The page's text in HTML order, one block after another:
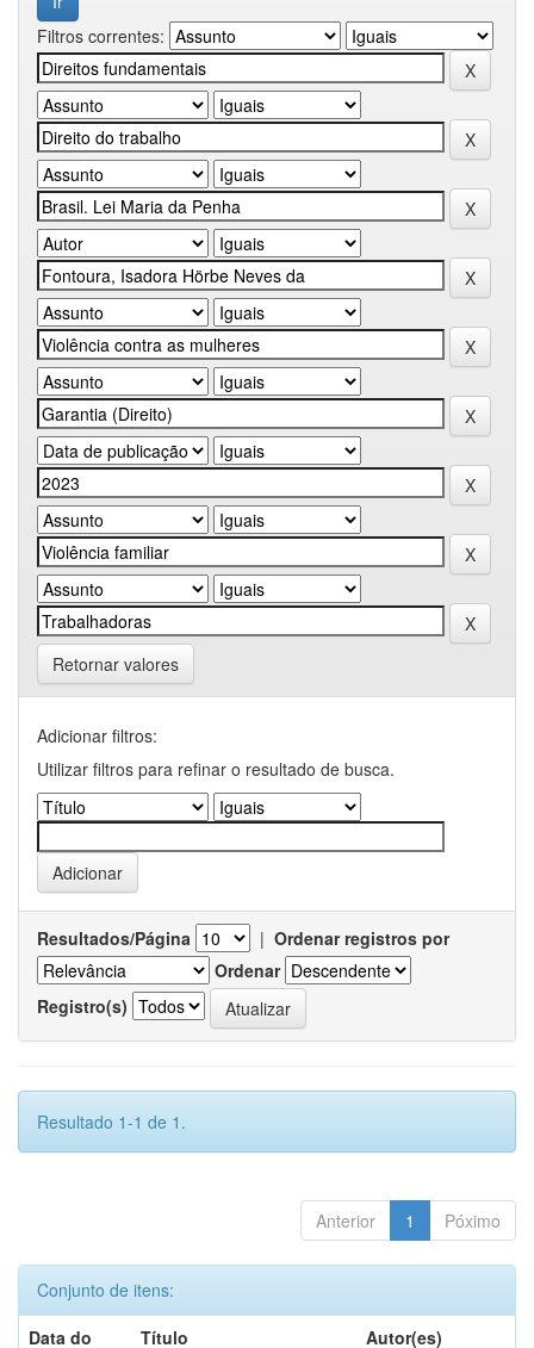
Filtros correntes:
Retornar valores
Adicionar filtros:
Utilizar filtros para refinar o resultado de busca.
Resultados/Página | Ordenar registros por
Ordenar
Registro(s)
Resultado 1-1 de 1.
Anterior 1 Póximo
Conjunto de itens:
Data do
Título Autor(es)